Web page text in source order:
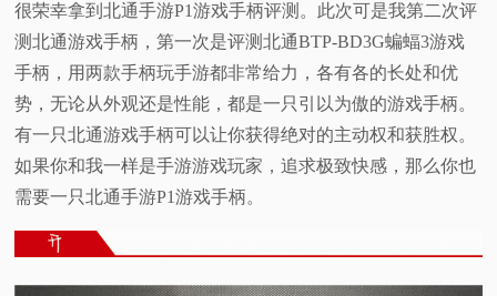
页
快
讯
很荣幸拿到北通手游P1游戏手柄评测。此次可是我第二次评
测北通游戏手柄，第一次是评测北通BTP-BD3G蝙蝠3游戏
手柄，用两款手柄玩手游都非常给力，各有各的长处和优
势，无论从外观还是性能，都是一只引以为傲的游戏手柄。
有一只北通游戏手柄可以让你获得绝对的主动权和获胜权。
如果你和我一样是手游游戏玩家，追求极致快感，那么你也
需要一只北通手游P1游戏手柄。